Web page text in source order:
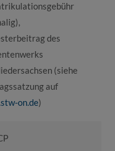
des
(siehe
auf
on.de)